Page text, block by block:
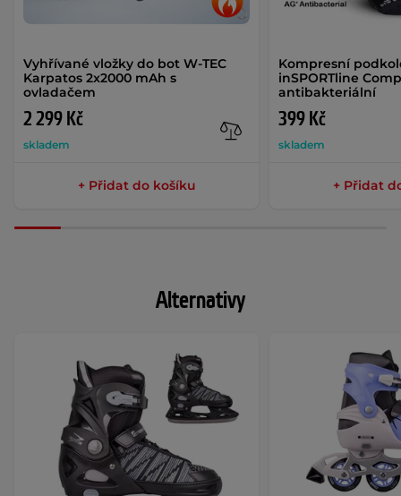
Vyhřívané vložky do bot W-TEC
Karpatos 2x2000 mAh s
ovladačem
2 299 Kč
skladem
+ Přidat do košíku
Kompresní
inSPORTline
antibakteriální
399 Kč
skladem
+ Přidat
Alternativy